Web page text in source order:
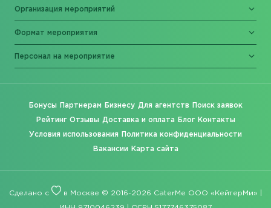
Организация мероприятий
Формат мероприятия
Персонал на мероприятие
Бонусы Партнерам Бизнесу Для агентств Поиск заявок
Рейтинг Отзывы Доставка и оплата Блог Контакты
Условия использования Политика конфиденциальности
Вакансии Карта сайта
Сделано с в Москве © 2016-2026 CaterMe ООО «КейтерМи» |